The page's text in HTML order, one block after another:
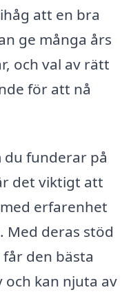
att en bra
ge många års
och val av rätt
för att nå
du funderar på
det viktigt att
erfarenhet
Med deras stöd
den bästa
kan njuta av